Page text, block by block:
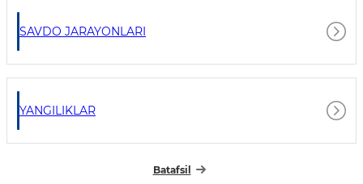
SAVDO JARAYONLARI
YANGILIKLAR
Batafsil